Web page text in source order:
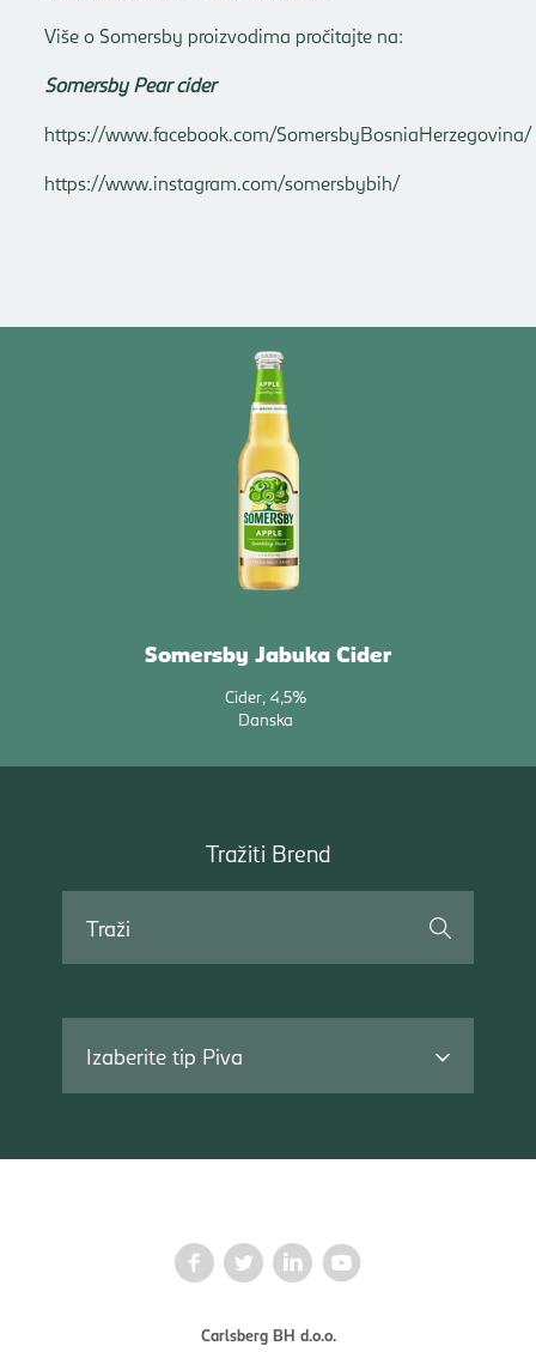
Više o Somersby proizvodima pročitajte na:
Somersby Pear cider
https://www.facebook.com/SomersbyBosniaHerzegovina/
https://www.instagram.com/somersbybih/
Somersby Jabuka Cider
Cider 4,5%
Danska
Tražiti Brend
Izaberite tip Piva
Carlsberg BH d.o.o.